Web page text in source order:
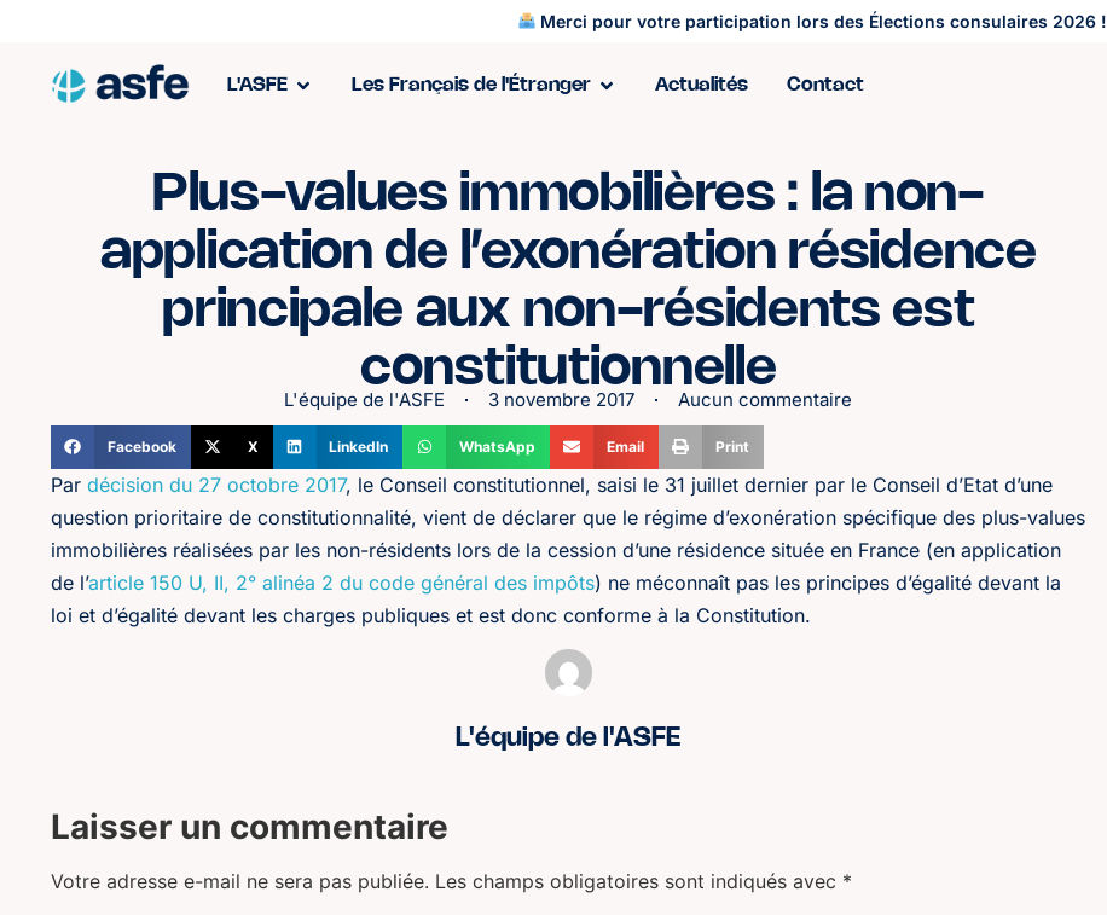
Merci pour votre participation lors des Élections consulaires 2026 !
L'ASFE Les Français de l'Étranger Actualités Contact
Plus-values immobilières : la non-
application de l’exonération résidence
principale aux non-résidents est
constitutionnelle
L'équipe de l'ASFE 3 novembre 2017 Aucun commentaire
Facebook X LinkedIn WhatsApp Email Print
Par décision du 27 octobre 2017, le Conseil constitutionnel, saisi le 31 juillet dernier par le Conseil d’Etat d’une
question prioritaire de constitutionnalité, vient de déclarer que le régime d’exonération spécifique des plus-values
immobilières réalisées par les non-résidents lors de la cession d’une résidence située en France (en application
de l’article 150 U, II, 2° alinéa 2 du code général des impôts) ne méconnaît pas les principes d’égalité devant la
loi et d’égalité devant les charges publiques et est donc conforme à la Constitution.
L'équipe de l'ASFE
Laisser un commentaire
Votre adresse e-mail ne sera pas publiée. Les champs obligatoires sont indiqués avec *